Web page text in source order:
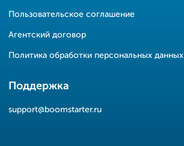
Пользовательское соглашение
Агентский договор
Политика обработки персональных данных
Поддержка
support@boomstarter.ru